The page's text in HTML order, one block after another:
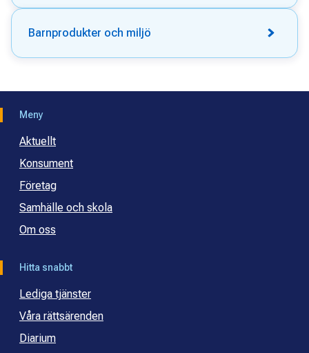
Barnprodukter och miljö
Meny
Aktuellt
Konsument
Företag
Samhälle och skola
Om oss
Hitta snabbt
Lediga tjänster
Våra rättsärenden
Diarium